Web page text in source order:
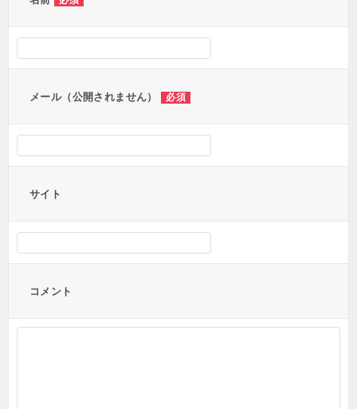
メール（公開されません） 必須
サイト
コメント